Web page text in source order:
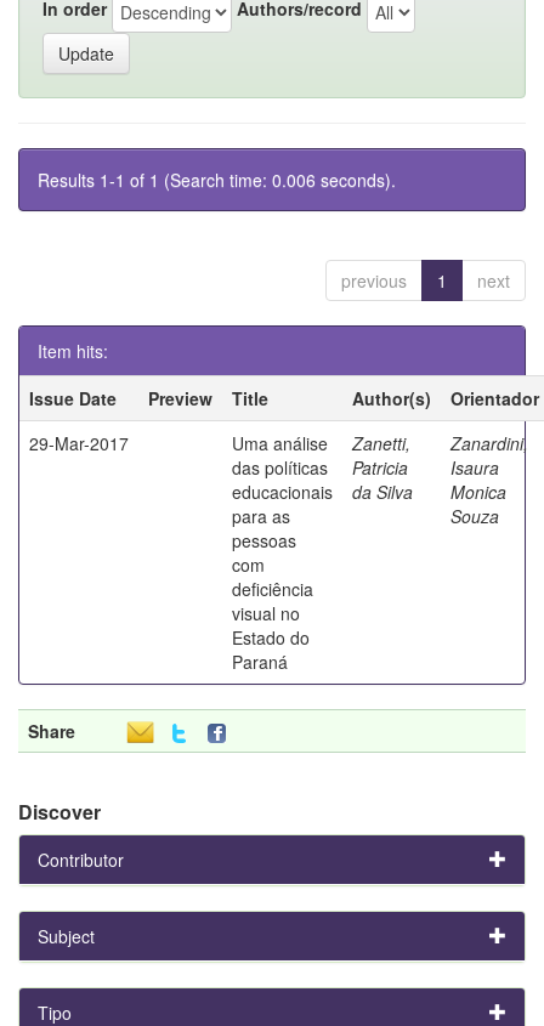
In order Authors/record
Results 1-1 of 1 (Search time: 0.006 seconds).
previous 1 next
Item hits:
Issue Date
Preview Title Author(s)
Orientador
29-Mar-2017
Uma análise
das políticas
educacionais
para as
pessoas
com
deficiência
visual no
Estado do
Paraná
Zanetti,
Patricia
da Silva
Zanardini,
Isaura
Monica
Souza
Share
Discover
Contributor
Subject
Tipo